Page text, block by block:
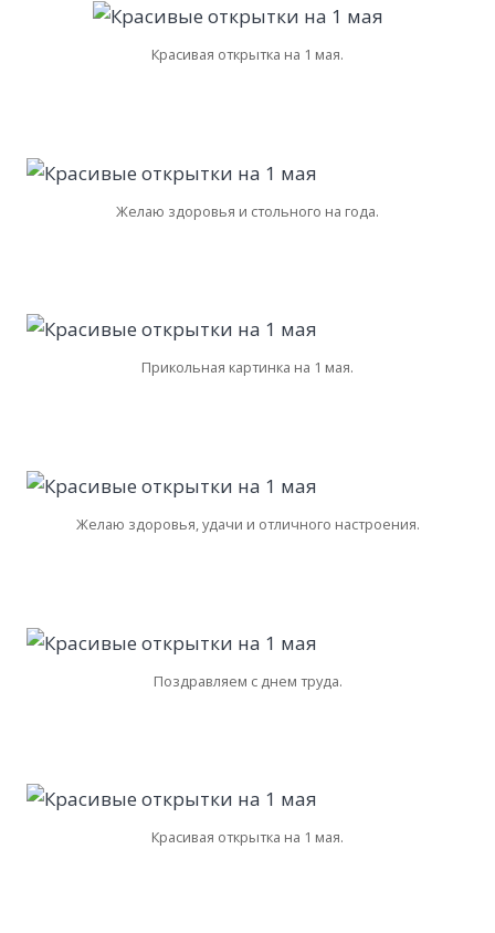
Красивая открытка на 1 мая.
Желаю здоровья и стольного на года.
Прикольная картинка на 1 мая.
Желаю здоровья, удачи и отличного настроения.
Поздравляем с днем труда.
Красивая открытка на 1 мая.